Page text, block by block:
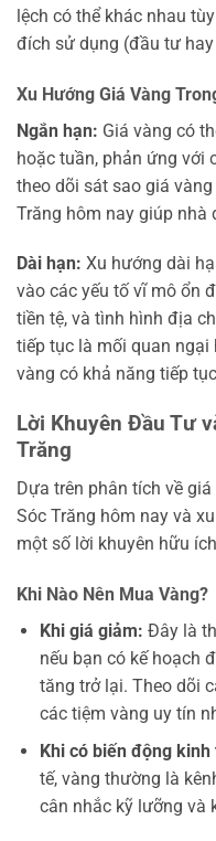
lệch có thể khác nhau
đích sử dụng (đầu tư
Xu Hướng Giá Vàng
Ngắn hạn: Giá vàng có
hoặc tuần, phản ứng với
theo dõi sát sao giá
Trăng hôm nay giúp nhà
Dài hạn: Xu hướng dài
vào các yếu tố vĩ mô ổn
tiền tệ, và tình hình địa
tiếp tục là mối quan
vàng có khả năng tiếp
Lời Khuyên Đầu Tư
Trăng
Dựa trên phân tích về
Sóc Trăng hôm nay và
một số lời khuyên hữu
Khi Nào Nên Mua Vàng?
Khi giá giảm: Đây là
nếu bạn có kế hoạch
tăng trở lại. Theo dõi
các tiệm vàng uy tín
Khi có biến động kinh
tế, vàng thường là
cân nhắc kỹ lưỡng và